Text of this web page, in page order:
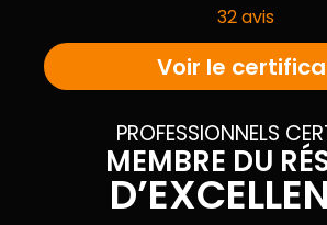
32 avis
Voir le
PROFESSIONNELS
MEMBRE DU